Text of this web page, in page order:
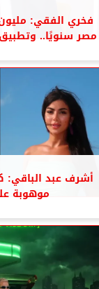
فخري الفقي:
مصر سنويًا..
أشرف عبد الباقي:
موهوبة